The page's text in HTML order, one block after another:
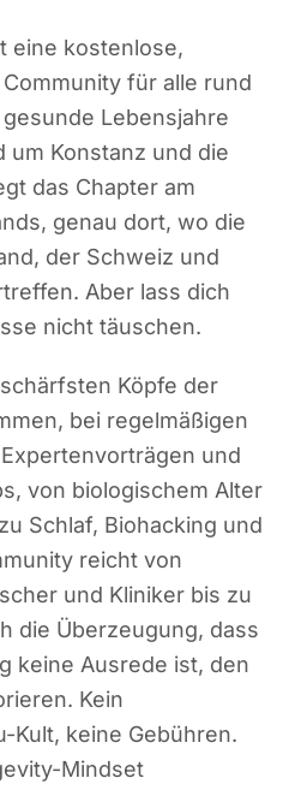
eine kostenlose,
für alle rund
Lebensjahre
um Konstanz und die
das Chapter am
genau dort, wo die
der Schweiz und
Aber lass dich
nicht täuschen.
Köpfe der
bei regelmäßigen
und
von biologischem Alter
Schlaf, Biohacking und
reicht von
und Kliniker bis zu
die Überzeugung, dass
keine Ausrede ist, den
Kein
Kult, keine Gebühren.
Mindset